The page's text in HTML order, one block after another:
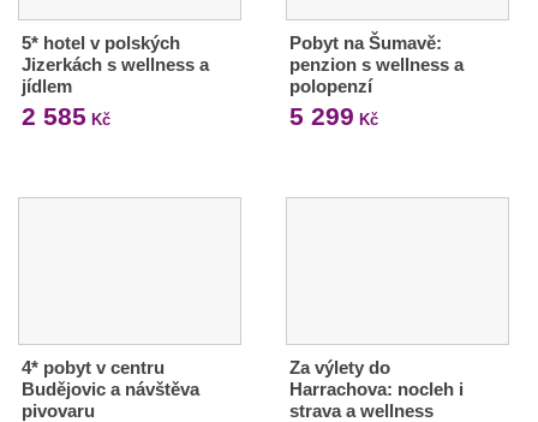
5* hotel v polských
Jizerkách s wellness a
jídlem
2 585 Kč
Pobyt na Šumavě:
penzion s wellness a
polopenzí
5 299 Kč
4* pobyt v centru
Budějovic a návštěva
pivovaru
Za výlety do
Harrachova: nocleh i
strava a wellness